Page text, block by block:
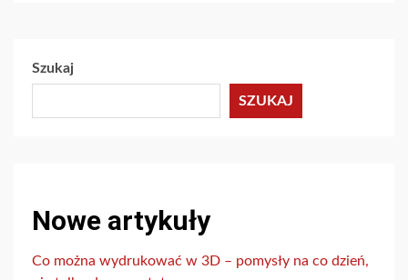
Szukaj
SZUKAJ
Nowe artykuły
Co można wydrukować w 3D – pomysły na co dzień,